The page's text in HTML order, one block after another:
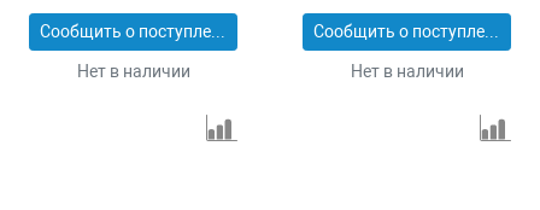
Сообщить о поступлении
Нет в наличии
Сообщить о поступлении
Нет в наличии